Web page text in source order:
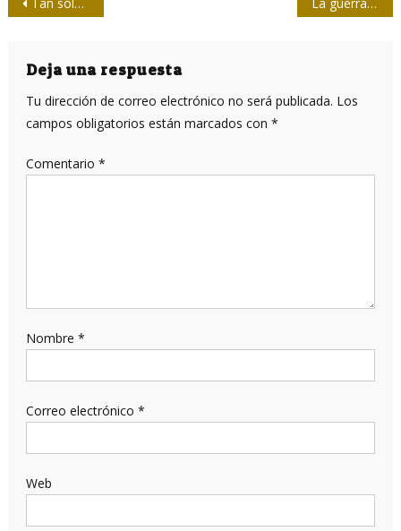
entradas
Deja una respuesta
Tu dirección de correo electrónico no será publicada. Los
campos obligatorios están marcados con *
Comentario *
Nombre *
Correo electrónico *
Web